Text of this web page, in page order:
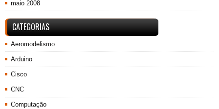
maio 2008
CATEGORIAS
Aeromodelismo
Arduino
Cisco
CNC
Computação